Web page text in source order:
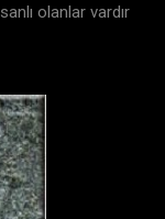
olanlar vardır